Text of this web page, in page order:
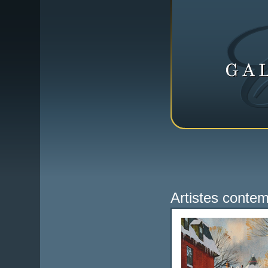
Artistes